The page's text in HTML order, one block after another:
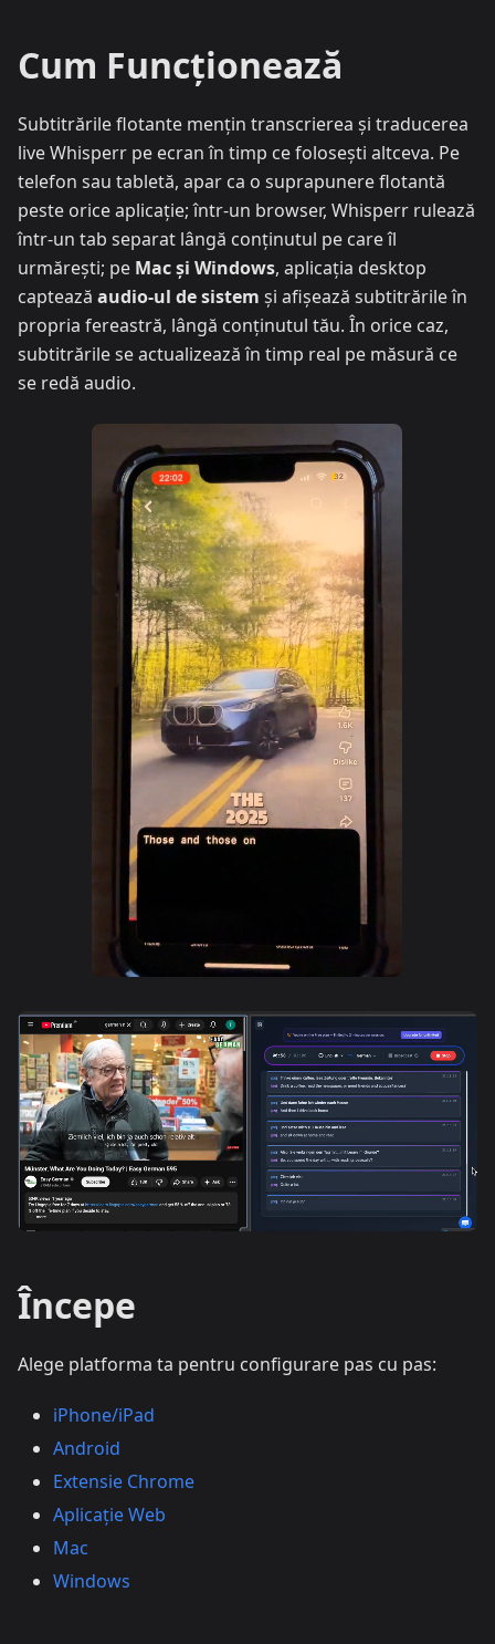
Cum Funcționează
Subtitrările flotante mențin transcrierea și traducerea
live Whisperr pe ecran în timp ce folosești altceva. Pe
telefon sau tabletă, apar ca o suprapunere flotantă
peste orice aplicație; într-un browser, Whisperr rulează
într-un tab separat lângă conținutul pe care îl
urmărești; pe Mac și Windows, aplicația desktop
captează audio-ul de sistem și afișează subtitrările în
propria fereastră, lângă conținutul tău. În orice caz,
subtitrările se actualizează în timp real pe măsură ce
se redă audio.
Începe
Alege platforma ta pentru configurare pas cu pas:
iPhone/iPad
Android
Extensie Chrome
Aplicație Web
Mac
Windows